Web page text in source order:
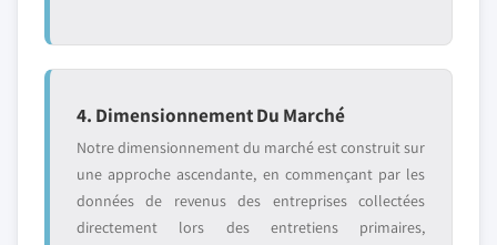
4. Dimensionnement Du Marché
Notre dimensionnement du marché est construit sur
une approche ascendante, en commençant par les
données de revenus des entreprises collectées
directement lors des entretiens primaires,